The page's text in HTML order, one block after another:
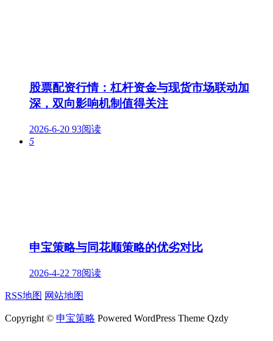
股票配资行情：杠杆资金与现货市场联动加
深，双向影响机制值得关注
2026-6-20 93阅读
5
申宝策略与同花顺策略的优劣对比
2026-4-22 78阅读
RSS地图 网站地图
Copyright © 申宝策略 Powered WordPress Theme Qzdy